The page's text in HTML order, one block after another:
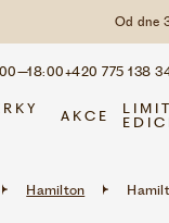
Od dne
+420 775 138
AKCE
Hamilton